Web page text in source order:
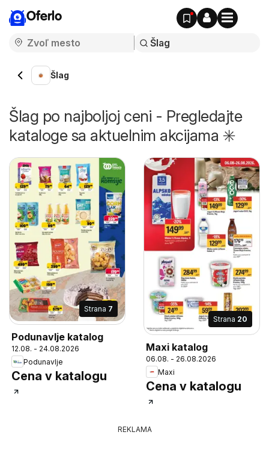
Oferlo
Šlag
Šlag po najboljoj ceni - Pregledajte
kataloge sa aktuelnim akcijama ✳️
Strana 7
Podunavlje katalog
12.08. - 24.08.2026
Podunavlje
Cena v katalogu
Strana 20
Maxi katalog
06.08. - 26.08.2026
Maxi
Cena v katalogu
REKLAMA